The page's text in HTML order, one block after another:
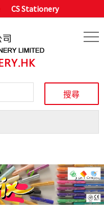
CS Stationery